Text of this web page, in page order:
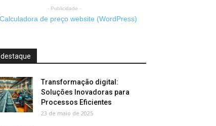
- Publicidade -
destaque
Transformação digital:
Soluções Inovadoras para
Processos Eficientes
23 de maio de 2025